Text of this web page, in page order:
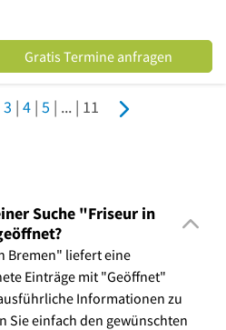
Gratis Termine anfragen
3 | 4 | 5 | ... | 11
Suche "Friseur in
Bremen" liefert eine
Einträge mit "Geöffnet"
Informationen zu
Sie einfach den gewünschten